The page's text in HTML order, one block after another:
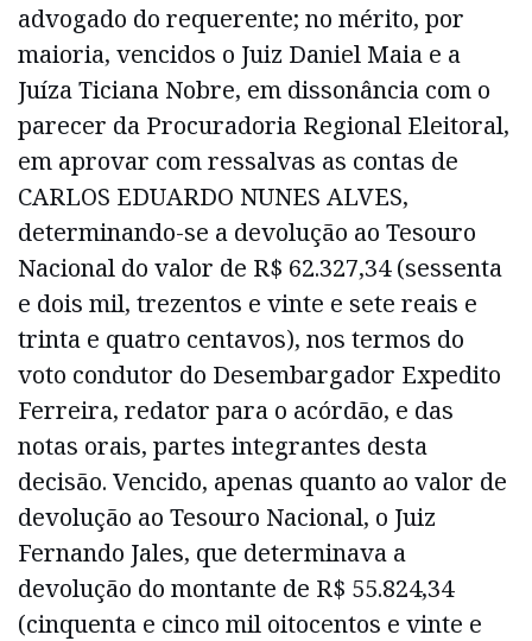
advogado do requerente; no mérito, por
maioria, vencidos o Juiz Daniel Maia e a
Juíza Ticiana Nobre, em dissonância com o
parecer da Procuradoria Regional Eleitoral,
em aprovar com ressalvas as contas de
CARLOS EDUARDO NUNES ALVES,
determinando-se a devolução ao Tesouro
Nacional do valor de R$ 62.327,34 (sessenta
e dois mil, trezentos e vinte e sete reais e
trinta e quatro centavos), nos termos do
voto condutor do Desembargador Expedito
Ferreira, redator para o acórdão, e das
notas orais, partes integrantes desta
decisão. Vencido, apenas quanto ao valor de
devolução ao Tesouro Nacional, o Juiz
Fernando Jales, que determinava a
devolução do montante de R$ 55.824,34
(cinquenta e cinco mil oitocentos e vinte e